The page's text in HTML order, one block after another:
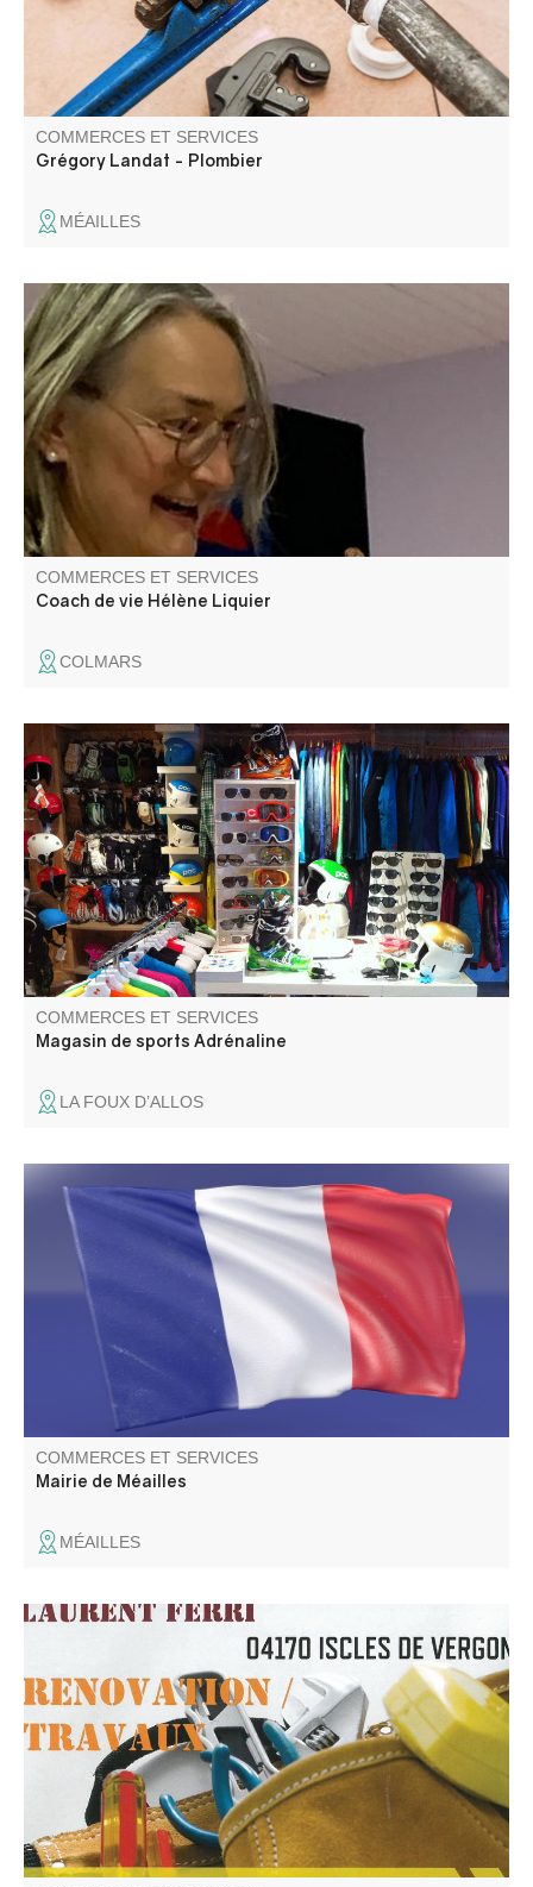
COMMERCES ET SERVICES
Grégory Landat - Plombier
MÉAILLES
J'accompagne les adolescents pour qu'ils apprennent à
mieux se connaître et à prendre confiance. Théâtre pour
les jeunes et les adultes. Enseignement de français
(cours) et français pour les étrangers. Stages, séjours
avec ou sans hébergement à Colmars.
COMMERCES ET SERVICES
Coach de vie Hélène Liquier
COLMARS
Location, test, vente, entretien manuel, prépa course,
chaussures et bootfiting vêtements & accessoires
techniques
COMMERCES ET SERVICES
Magasin de sports Adrénaline
LA FOUX D’ALLOS
COMMERCES ET SERVICES
Mairie de Méailles
MÉAILLES
LF'ELEC, électricien, dépannage, rénovation, vous
propose aussi différents services en cas de besoin